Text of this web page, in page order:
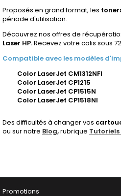
Proposés en grand format, les
période d'utilisation.
Découvrez nos offres de
Laser HP.Recevez votre colis sous
Compatible avec les modèles
Color LaserJet CM1312NFI
Color LaserJet CP1215
Color LaserJet CP1515N
Color LaserJet CP1518NI
Des difficultés à changer vos
ou sur notre Blog,rubrique Tutoriels
Promotions